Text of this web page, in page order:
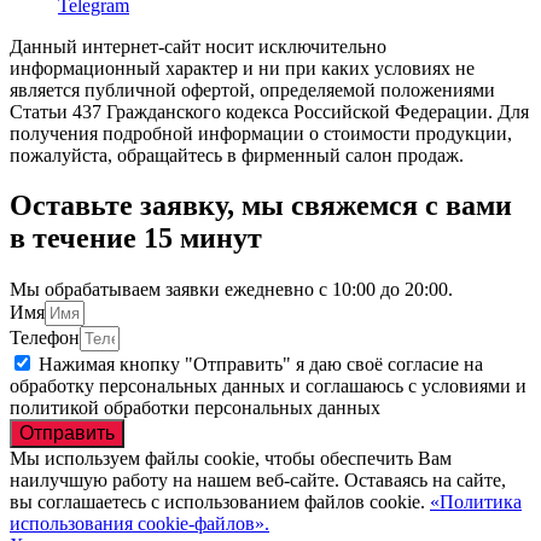
Telegram
Данный интернет-сайт носит исключительно
информационный характер и ни при каких условиях не
является публичной офертой, определяемой положениями
Статьи 437 Гражданского кодекса Российской Федерации. Для
получения подробной информации о стоимости продукции,
пожалуйста, обращайтесь в фирменный салон продаж.
Оставьте заявку, мы свяжемся с вами
в течение 15 минут
Мы обрабатываем заявки ежедневно с 10:00 до 20:00.
Имя
Телефон
Нажимая кнопку "Отправить" я даю своё согласие на
обработку персональных данных и соглашаюсь с условиями и
политикой обработки персональных данных
Отправить
Мы используем файлы cookie, чтобы обеспечить Вам
наилучшую работу на нашем веб-сайте. Оставаясь на сайте,
вы соглашаетесь с использованием файлов cookie. «Политика
использования cookie-файлов».